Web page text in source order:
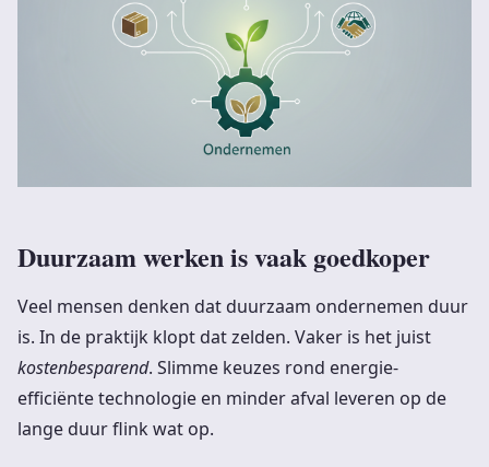
Duurzaam werken is vaak goedkoper
Veel mensen denken dat duurzaam ondernemen duur
is. In de praktijk klopt dat zelden. Vaker is het juist
kostenbesparend. Slimme keuzes rond energie-
efficiënte technologie en minder afval leveren op de
lange duur flink wat op.